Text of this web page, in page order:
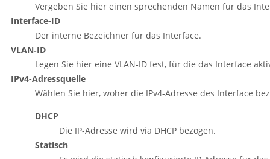
Vergeben Sie hier einen sprechenden Namen für das
Interface-ID
Der interne Bezeichner für das Interface.
VLAN‑ID
Legen Sie hier eine VLAN‑ID fest, für die das Interface
IPv4-Adressquelle
Wählen Sie hier, woher die IPv4-Adresse des Interface
DHCP
Die IP-Adresse wird via DHCP bezogen.
Statisch